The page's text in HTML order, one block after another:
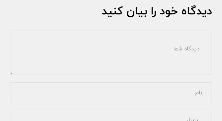
دیدگاه خود را بیان کنید